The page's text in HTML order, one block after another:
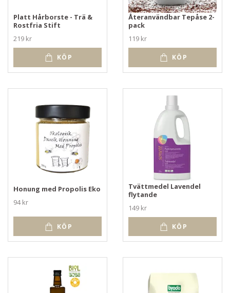
Platt Hårborste - Trä &
Rostfria Stift
219 kr
KÖP
Återanvändbar Tepåse 2-
pack
119 kr
KÖP
Honung med Propolis Eko
94 kr
KÖP
Tvättmedel Lavendel
flytande
149 kr
KÖP